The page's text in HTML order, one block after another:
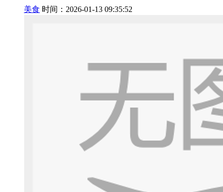
美食 时间：2026-01-13 09:35:52